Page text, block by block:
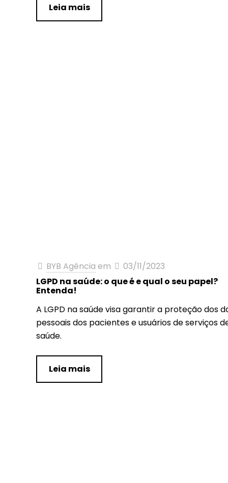
Leia mais
BYB Agência em
03/11/2023
LGPD na saúde: o que é e qual o seu papel?
Entenda!
A LGPD na saúde visa garantir a proteção dos
pessoais dos pacientes e usuários de serviços
saúde.
Leia mais